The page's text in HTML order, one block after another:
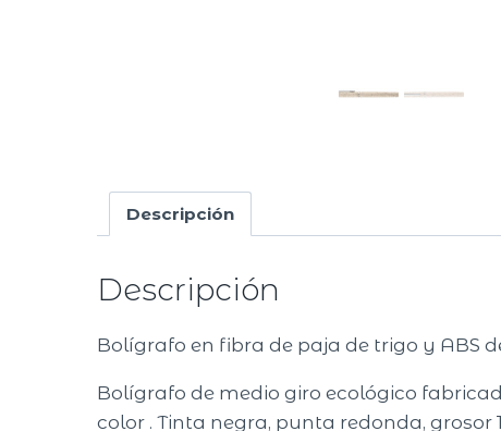
Descripción
Descripción
Bolígrafo en fibra de paja de trigo y ABS
Bolígrafo de medio giro ecológico
color . Tinta negra, punta redonda, grosor